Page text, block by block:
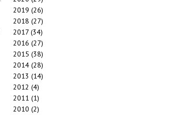
2019 (26)
2018 (27)
2017(34)
2016 (27)
2015 (38)
2014(28)
2013 (14)
2012 (4)
2011 (1)
2010 (2)